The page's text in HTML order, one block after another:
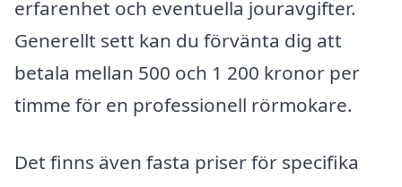
erfarenhet och eventuella jouravgifter.
Generellt sett kan du förvänta dig att
betala mellan 500 och 1 200 kronor per
timme för en professionell rörmokare.
Det finns även fasta priser för specifika